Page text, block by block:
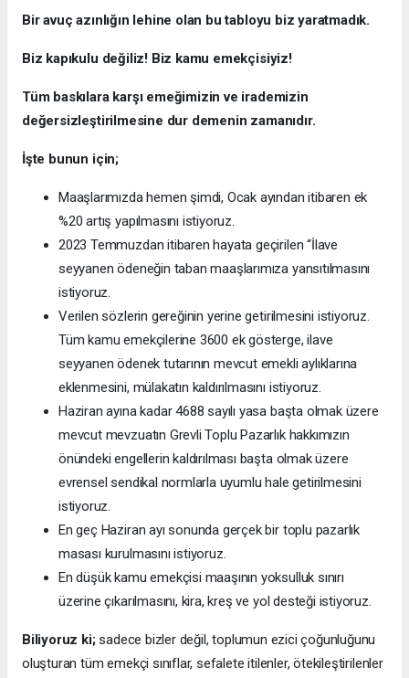
Bir avuç azınlığın lehine olan bu tabloyu biz yaratmadık.
Biz kapıkulu değiliz! Biz kamu emekçisiyiz!
Tüm baskılara karşı emeğimizin ve irademizin
değersizleştirilmesine dur demenin zamanıdır.
İşte bunun için;
Maaşlarımızda hemen şimdi, Ocak ayından itibaren ek
%20 artış yapılmasını istiyoruz.
2023 Temmuzdan itibaren hayata geçirilen “İlave
seyyanen ödeneğin taban maaşlarımıza yansıtılmasını
istiyoruz.
Verilen sözlerin gereğinin yerine getirilmesini istiyoruz.
Tüm kamu emekçilerine 3600 ek gösterge, ilave
seyyanen ödenek tutarının mevcut emekli aylıklarına
eklenmesini, mülakatın kaldırılmasını istiyoruz.
Haziran ayına kadar 4688 sayılı yasa başta olmak üzere
mevcut mevzuatın Grevli Toplu Pazarlık hakkımızın
önündeki engellerin kaldırılması başta olmak üzere
evrensel sendikal normlarla uyumlu hale getirilmesini
istiyoruz.
En geç Haziran ayı sonunda gerçek bir toplu pazarlık
masası kurulmasını istiyoruz.
En düşük kamu emekçisi maaşının yoksulluk sınırı
üzerine çıkarılmasını, kira, kreş ve yol desteği istiyoruz.
Biliyoruz ki;sadece bizler değil, toplumun ezici çoğunluğunu
oluşturan tüm emekçi sınıflar, sefalete itilenler, ötekileştirilenler